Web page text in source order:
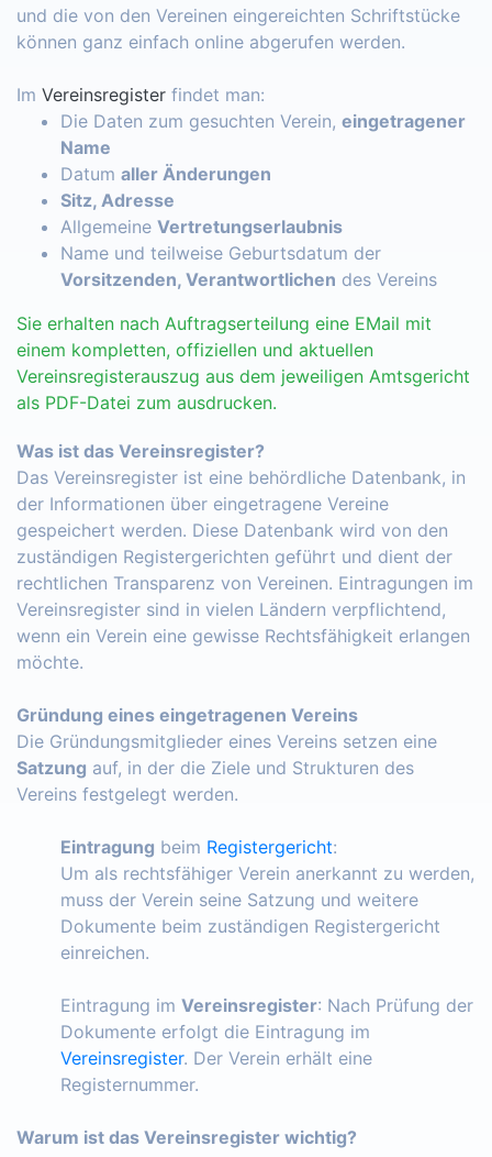
und die von den Vereinen eingereichten Schriftstücke
können ganz einfach online abgerufen werden.
Im Vereinsregister findet man:
Die Daten zum gesuchten Verein, eingetragener
Name
Datum aller Änderungen
Sitz, Adresse
Allgemeine Vertretungserlaubnis
Name und teilweise Geburtsdatum der
Vorsitzenden, Verantwortlichen des Vereins
Sie erhalten nach Auftragserteilung eine EMail mit
einem kompletten, offiziellen und aktuellen
Vereinsregisterauszug aus dem jeweiligen Amtsgericht
als PDF-Datei zum ausdrucken.
Was ist das Vereinsregister?
Das Vereinsregister ist eine behördliche Datenbank, in
der Informationen über eingetragene Vereine
gespeichert werden. Diese Datenbank wird von den
zuständigen Registergerichten geführt und dient der
rechtlichen Transparenz von Vereinen. Eintragungen im
Vereinsregister sind in vielen Ländern verpflichtend,
wenn ein Verein eine gewisse Rechtsfähigkeit erlangen
möchte.
Gründung eines eingetragenen Vereins
Die Gründungsmitglieder eines Vereins setzen eine
Satzung auf, in der die Ziele und Strukturen des
Vereins festgelegt werden.
Eintragung beim Registergericht:
Um als rechtsfähiger Verein anerkannt zu werden,
muss der Verein seine Satzung und weitere
Dokumente beim zuständigen Registergericht
einreichen.
Eintragung im Vereinsregister: Nach Prüfung der
Dokumente erfolgt die Eintragung im
Vereinsregister. Der Verein erhält eine
Registernummer.
Warum ist das Vereinsregister wichtig?